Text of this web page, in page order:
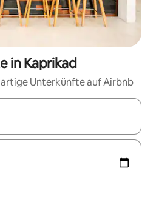
in Kaprikad
Unterkünfte auf Airbnb
sind, navigiere mit den